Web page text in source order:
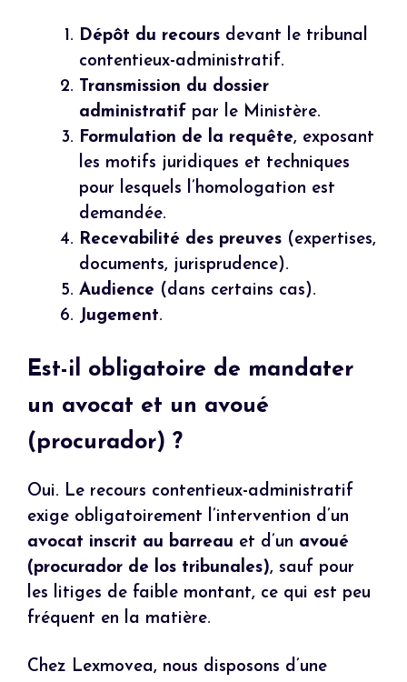
Dépôt du recours devant le tribunal
contentieux-administratif.
Transmission du dossier
administratif par le Ministère.
Formulation de la requête, exposant
les motifs juridiques et techniques
pour lesquels l’homologation est
demandée.
Recevabilité des preuves (expertises,
documents, jurisprudence).
Audience (dans certains cas).
Jugement.
Est-il obligatoire de mandater
un avocat et un avoué
(procurador) ?
Oui. Le recours contentieux-administratif
exige obligatoirement l’intervention d’un
avocat inscrit au barreau et d’un avoué
(procurador de los tribunales), sauf pour
les litiges de faible montant, ce qui est peu
fréquent en la matière.
Chez Lexmovea, nous disposons d’une